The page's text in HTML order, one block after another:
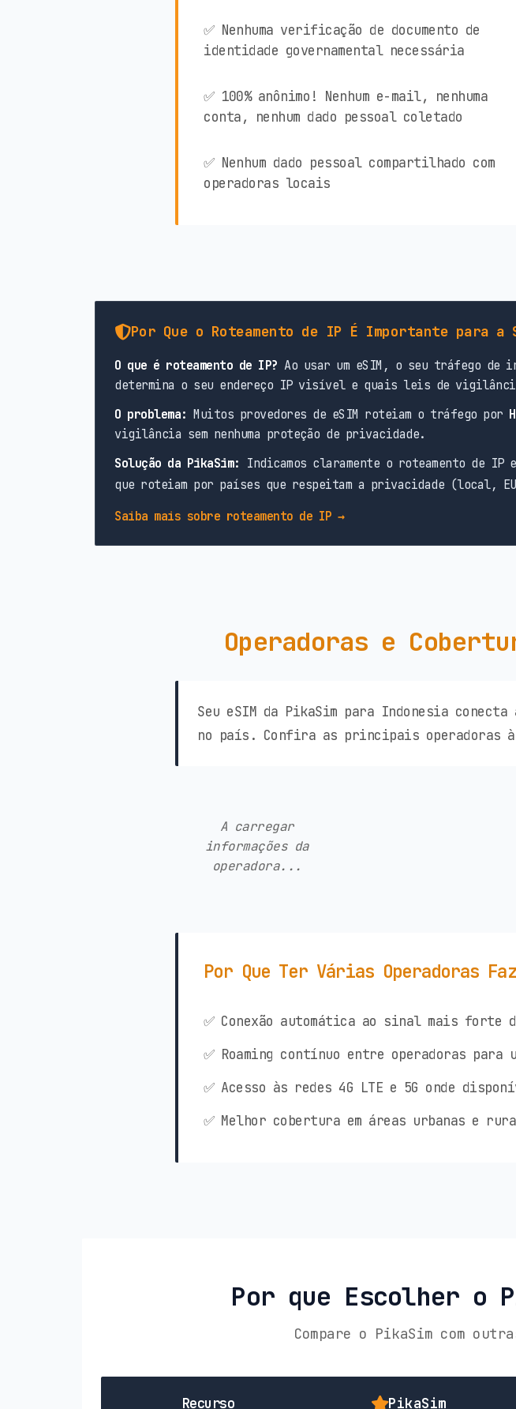
✅ Nenhuma verificação de documento de
identidade governamental necessária
✅ 100% anônimo! Nenhum e-mail, nenhuma
conta, nenhum dado pessoal coletado
✅ Nenhum dado pessoal compartilhado com
operadoras locais
Por Que o Roteamento de IP É Importante para a
O que é roteamento de IP? Ao usar um eSIM, o seu tráfego
determina o seu endereço IP visível e quais leis de
O problema: Muitos provedores de eSIM roteiam o tráfego por
vigilância sem nenhuma proteção de privacidade.
Solução da PikaSim: Indicamos claramente o roteamento de IP
que roteiam por países que respeitam a privacidade (local,
Saiba mais sobre roteamento de IP →
Operadoras e
Seu eSIM da PikaSim para Indonesia
no país. Confira as principais operadoras
A carregar
informações da
operadora...
Por Que Ter Várias Operadoras
✅ Conexão automática ao sinal mais forte
✅ Roaming contínuo entre operadoras para
✅ Acesso às redes 4G LTE e 5G onde
✅ Melhor cobertura em áreas urbanas e
Por que Escolher o
Compare o PikaSim com
Recurso PikaSim